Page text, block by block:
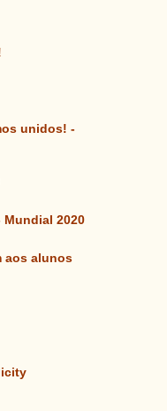
unidos! -
Mundial 2020
aos alunos